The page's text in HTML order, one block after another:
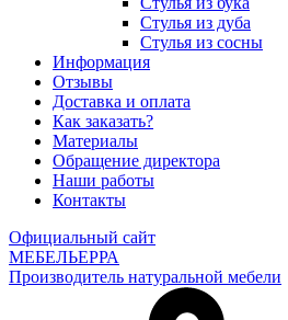
Стулья из дуба
Стулья из сосны
Информация
Отзывы
Доставка и оплата
Как заказать?
Материалы
Обращение директора
Наши работы
Контакты
Официальный сайт
МЕБЕЛЬЕРРА
Производитель натуральной мебели